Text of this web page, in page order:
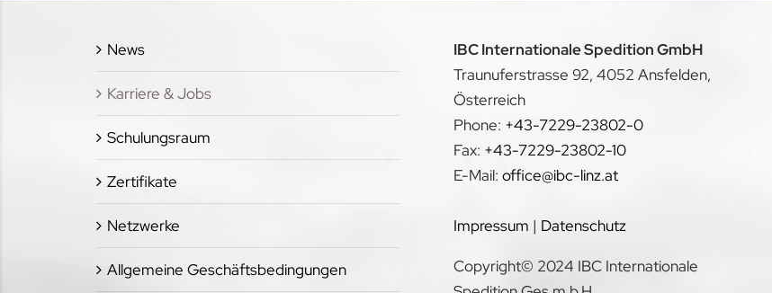
News
Karriere & Jobs
Schulungsraum
Zertifikate
Netzwerke
Allgemeine Geschäftsbedingungen
IBC Internationale Spedition GmbH
Traunuferstrasse 92, 4052 Ansfelden,
Österreich
Phone: +43-7229-23802-0
Fax: +43-7229-23802-10
E-Mail: office@ibc-linz.at
Impressum | Datenschutz
Copyright© 2024 IBC Internationale